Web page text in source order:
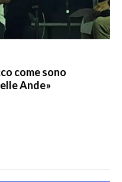
come sono
Ande»